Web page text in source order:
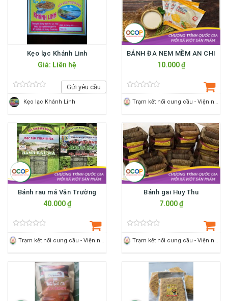
Kẹo lạc Khánh Linh
Giá: Liên hệ
Gửi yêu cầu
Kẹo lạc Khánh Linh
BÁNH ĐA NEM MỀM AN CHI
10.000 ₫
Bánh rau má Văn Trường
40.000 ₫
Bánh gai Huy Thu
7.000 ₫